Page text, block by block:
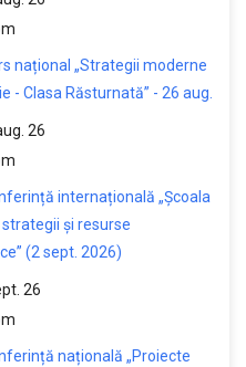
național „Strategii moderne
- Clasa Răsturnată” - 26 aug.
26
internațională „Școala
și resurse
(2 sept. 2026)
26
națională „Proiecte